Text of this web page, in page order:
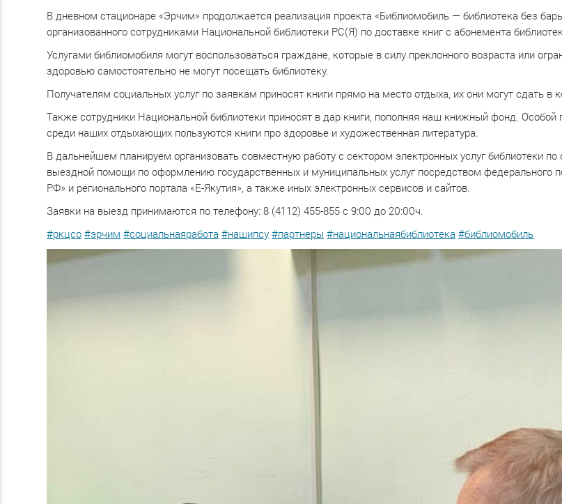
В дневном стационаре «Эрчим» продолжается реализация проекта «Библиомобиль — библиотека без
организованного сотрудниками Национальной библиотеки РС(Я) по доставке книг с абонемента
Услугами библиомобиля могут воспользоваться граждане, которые в силу преклонного возраста или
здоровью самостоятельно не могут посещать библиотеку.
Получателям социальных услуг по заявкам приносят книги прямо на место отдыха, их они могут сдать в
Также сотрудники Национальной библиотеки приносят в дар книги, пополняя наш книжный фонд. Особой
среди наших отдыхающих пользуются книги про здоровье и художественная литература.
В дальнейшем планируем организовать совместную работу с сектором электронных услуг библиотеки
выездной помощи по оформлению государственных и муниципальных услуг посредством федерального
РФ» и регионального портала «Е-Якутия», а также иных электронных сервисов и сайтов.
Заявки на выезд принимаются по телефону: 8 (4112) 455-855 с 9:00 до 20:00ч.
#ркцсо #эрчим #социальнаяработа #нашипсу #партнеры #национальнаябиблиотека #библиомобиль